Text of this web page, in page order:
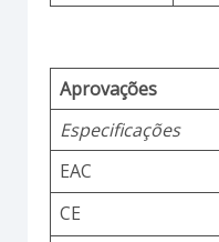
Aprovações
Especificações
EAC
CE